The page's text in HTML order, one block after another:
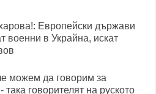
можем да говорим за
говорителят на руското